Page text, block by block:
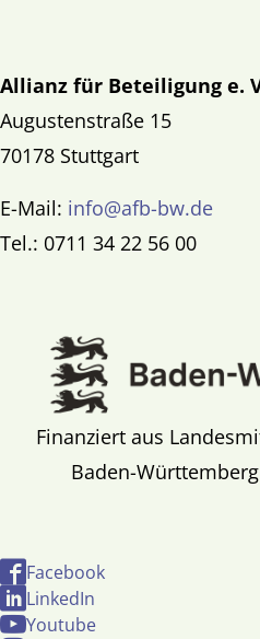
Allianz für Beteiligung e.
Augustenstraße 15
70178 Stuttgart
E-Mail: info@afb-bw.de
Tel.: 0711 34 22 56 00
Finanziert aus
Baden-
Facebook
LinkedIn
Youtube